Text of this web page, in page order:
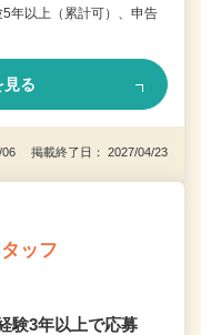
5年以上（累計可）、申告
見る
06 掲載終了日： 2027/04/23
ッフ
験3年以上で応募